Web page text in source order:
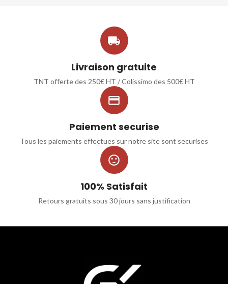

Livraison gratuite
TNT offerte des 250€ HT / Colissimo des 500€ HT

Paiement securise
Tous les paiements effectues sur notre site sont securises

100% Satisfait
Retours gratuits sous 30 jours sans justification